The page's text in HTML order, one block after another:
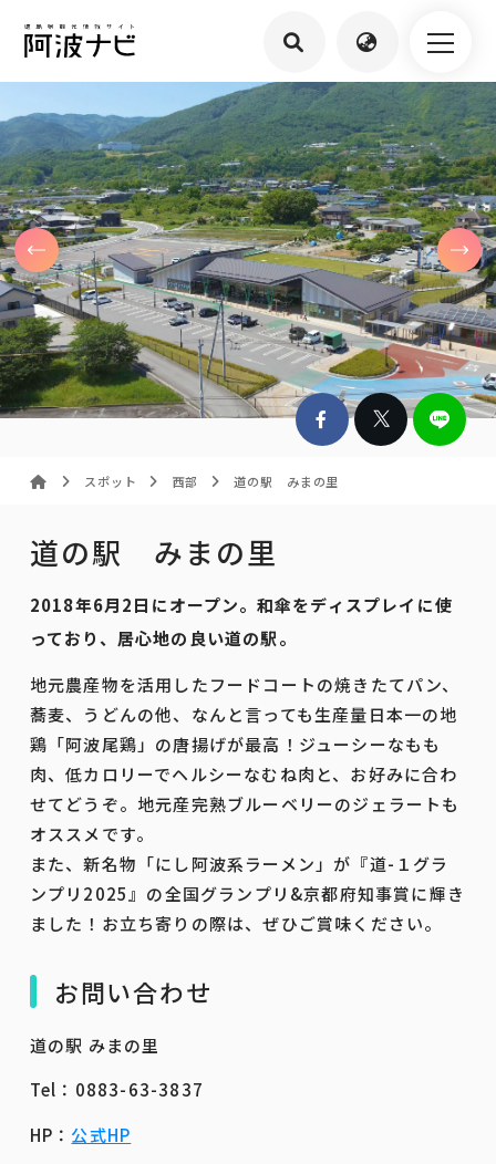
スポット 西部 道の駅 みまの里
道の駅 みまの里
2018年6月2日にオープン。和傘をディスプレイに使
っており、居心地の良い道の駅。
地元農産物を活用したフードコートの焼きたてパン、
蕎麦、うどんの他、なんと言っても生産量日本一の地
鶏「阿波尾鶏」の唐揚げが最高！ジューシーなもも
肉、低カロリーでヘルシーなむね肉と、お好みに合わ
せてどうぞ。地元産完熟ブルーベリーのジェラートも
オススメです。
また、新名物「にし阿波系ラーメン」が『道-１グラ
ンプリ2025』の全国グランプリ&京都府知事賞に輝き
ました！お立ち寄りの際は、ぜひご賞味ください。
お問い合わせ
道の駅 みまの里
Tel：0883-63-3837
HP： 公式HP